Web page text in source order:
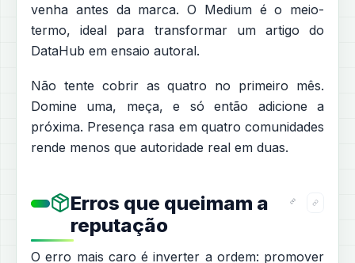
venha antes da marca. O Medium é o meio-
termo, ideal para transformar um artigo do
DataHub em ensaio autoral.
Não tente cobrir as quatro no primeiro mês.
Domine uma, meça, e só então adicione a
próxima. Presença rasa em quatro comunidades
rende menos que autoridade real em duas.
Erros que queimam a
reputação
O erro mais caro é inverter a ordem: promover